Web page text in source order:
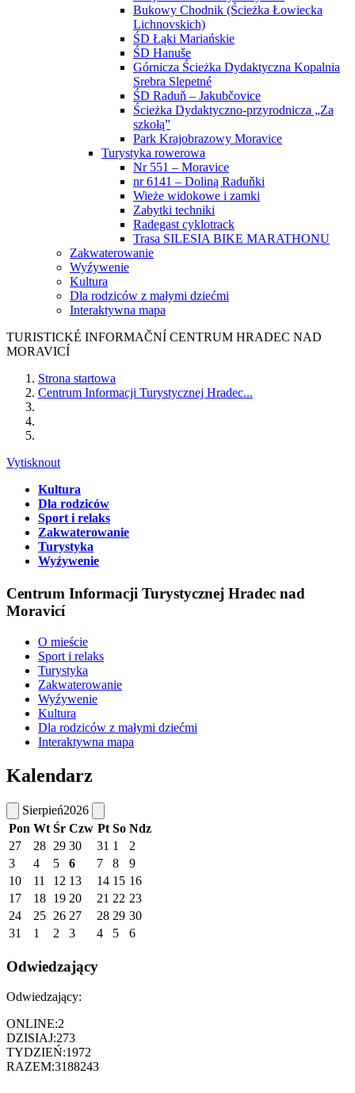
Bukowy Chodnik (Ścieżka Łowiecka
Lichnovskich)
ŚD Łąki Mariańskie
ŚD Hanuše
Górnicza Ścieżka Dydaktyczna Kopalnia
Srebra Slepetné
ŚD Raduň – Jakubčovice
Ścieżka Dydaktyczno-przyrodnicza „Za
szkołą”
Park Krajobrazowy Moravice
Turystyka rowerowa
Nr 551 – Moravice
nr 6141 – Doliną Raduňki
Wieże widokowe i zamki
Zabytki techniki
Radegast cyklotrack
Trasa SILESIA BIKE MARATHONU
Zakwaterowanie
Wyźywenie
Kultura
Dla rodziców z małymi dziećmi
Interaktywna mapa
TURISTICKÉ INFORMAČNÍ CENTRUM HRADEC NAD
MORAVICÍ
Strona startowa
Centrum Informacji Turystycznej Hradec...
Vytisknout
Kultura
Dla rodziców
Sport i relaks
Zakwaterowanie
Turystyka
Wyźywenie
Centrum Informacji Turystycznej Hradec nad
Moravicí
O mieście
Sport i relaks
Turystyka
Zakwaterowanie
Wyźywenie
Kultura
Dla rodziców z małymi dziećmi
Interaktywna mapa
Kalendarz
Sierpień2026
Pon Wt Śr Czw Pt So Ndz
27
28 29 30 31 1
2
3
4 5 6 7 8
9
10
11 12 13 14 15 16
17
18 19 20 21 22 23
24
25 26 27 28 29 30
31
1 2 3 4 5 6
Odwiedzający
Odwiedzający:
ONLINE:2
DZISIAJ:273
TYDZIEŃ:1972
RAZEM:3188243